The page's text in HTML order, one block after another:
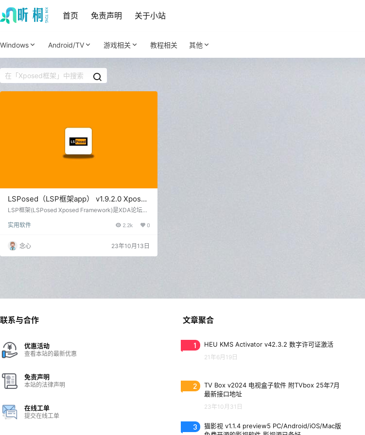
首页 免责声明 关于小站
Windows Android/TV 游戏相关 教程相关 其他
LSPosed（LSP框架app） v1.9.2.0 Xposed
框架
LSP框架(LSPosed Xposed Framework)是XDA论坛投
RT挂钩框架(最初为Android Pie)提供与原版Xposed相
框架是一套开放源代码的、在Android高权限模式下运
行的框架服务，可以在不修改APK文件的情况下修改程
序的运行，基…
实用软件 2.2k 0
念心 23年10月13日
联系与合作
优惠活动
查看本站的最新优惠
免责声明
本站的法律声明
在线工单
提交在线工单
文章聚合
1 HEU KMS Activator v42.3.2 数字许可证激活
21年6月19日
2
TV Box v2024 电视盒子软件 附TVbox 25年7月
最新接口地址
23年10月31日
3
猫影视 v1.1.4 preview5 PC/Android/iOS/Mac版